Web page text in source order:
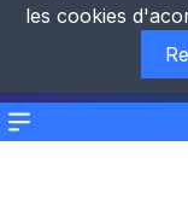
Menu
les cookies